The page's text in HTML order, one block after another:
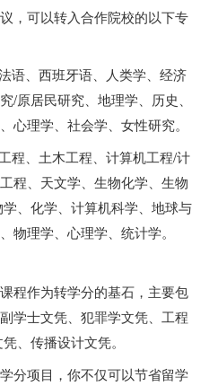
，可以转入合作院校的以下专
语、西班牙语、人类学、经济
/原居民研究、地理学、历史、
心理学、社会学、女性研究。
程、土木工程、计算机工程/计
程、天文学、生物化学、生物
、化学、计算机科学、地球与
物理学、心理学、统计学。
程作为转学分的基石，主要包
学士文凭、犯罪学文凭、工程
、传播设计文凭。
分项目，你不仅可以节省留学